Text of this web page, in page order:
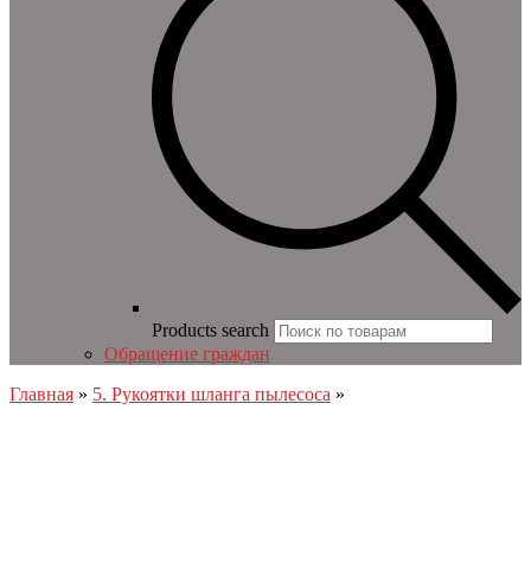
Products search
Обращение граждан
Главная » 5. Рукоятки шланга пылесоса »